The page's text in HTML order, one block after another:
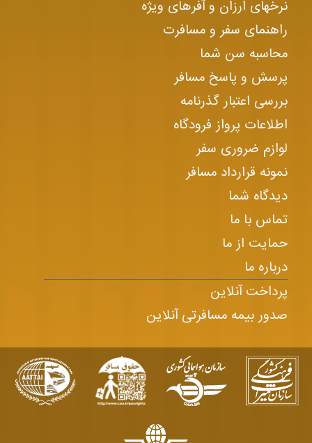
نرخهای ارزان و آفرهای ویژه
راهنمای سفر و مسافرت
محاسبه سن شما
پرسش و پاسخ مسافر
بررسی اعتبار گذرنامه
اطلاعات پرواز فرودگاه
لوازم ضروری سفر
نمونه قرارداد مسافر
دیدگاه شما
تماس با ما
حمایت از ما
درباره ما
پرداخت آنلاین
صدور بیمه مسافرتی آنلاین